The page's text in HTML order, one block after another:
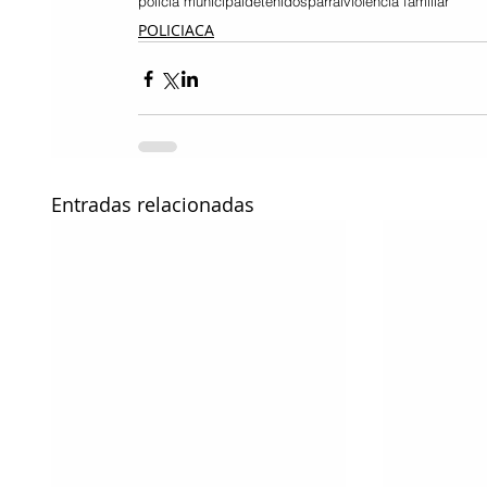
POLICIACA
Entradas relacionadas